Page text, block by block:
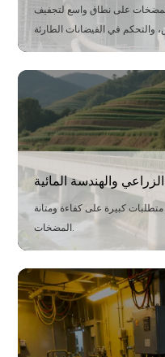
المضخات على نطاق واسع لتجفيف
الحل
احتياجات التصريف بسرعة في
والهندسة المائية
متطلبات كبيرة على كفاءة ومتانة
المضخات.
الحل
للطاقة، وتضمن كفاءة الري